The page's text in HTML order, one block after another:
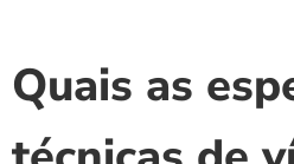
Quais as